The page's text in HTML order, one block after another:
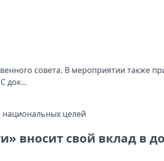
совета. В мероприятии также
док...
вносит свой вклад в